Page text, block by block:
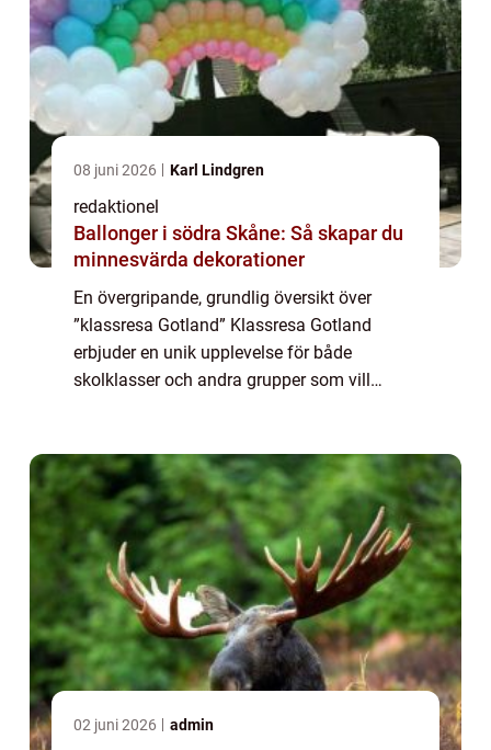
08 juni 2026 Karl Lindgren
redaktionel
Ballonger i södra Skåne: Så skapar du
minnesvärda dekorationer
En övergripande, grundlig översikt över
”klassresa Gotland” Klassresa Gotland
erbjuder en unik upplevelse för både
skolklasser och andra grupper som vill
02 juni 2026 admin